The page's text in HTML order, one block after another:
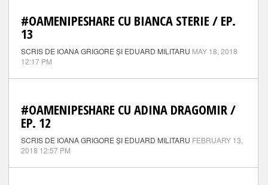
#OAMENIPESHARE CU BIANCA STERIE / EP.
13
SCRIS DE IOANA GRIGORE ȘI EDUARD MILITARU MAY 18, 2018
12:17 PM
#OAMENIPESHARE CU ADINA DRAGOMIR /
EP. 12
SCRIS DE IOANA GRIGORE ȘI EDUARD MILITARU FEBRUARY 13,
2018 12:57 PM